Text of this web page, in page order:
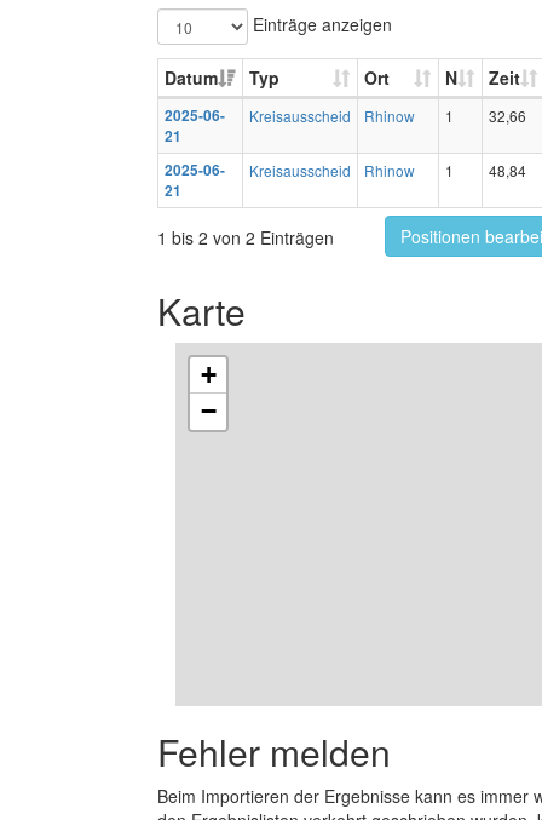
Einträge anzeigen
Datum Typ Ort N Zeit
2025-06-
21
Kreisausscheid Rhinow 1 32,66
2025-06-
21
Kreisausscheid Rhinow 1 48,84
1 bis 2 von 2 Einträgen Positionen
Karte
+
−
Fehler melden
Beim Importieren der Ergebnisse kann es